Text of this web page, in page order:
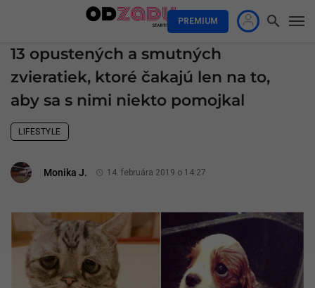
PREMIUM
13 opustených a smutných
zvieratiek, ktoré čakajú len na to,
aby sa s nimi niekto pomojkal
LIFESTYLE
Monika J. 14. februára 2019 o 14:27